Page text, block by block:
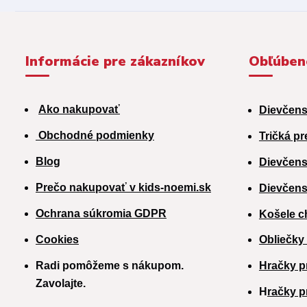
Informácie pre zákazníkov
Ako nakupovať
Obchodné podmienky
Blog
Prečo nakupovať v kids-noemi.sk
Ochrana súkromia GDPR
Cookies
Radi pomôžeme s nákupom.
Zavolajte.
Tričká
Košele
Hračky
H račky